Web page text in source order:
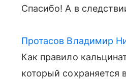
Спасибо! А в
Протасов Владимир
Как правило
который сохраняется